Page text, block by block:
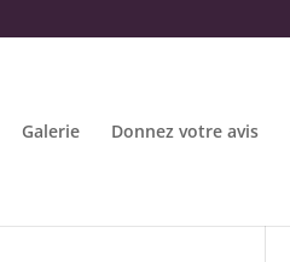
Galerie Donnez votre avis